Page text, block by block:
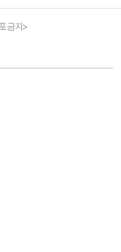
금지>